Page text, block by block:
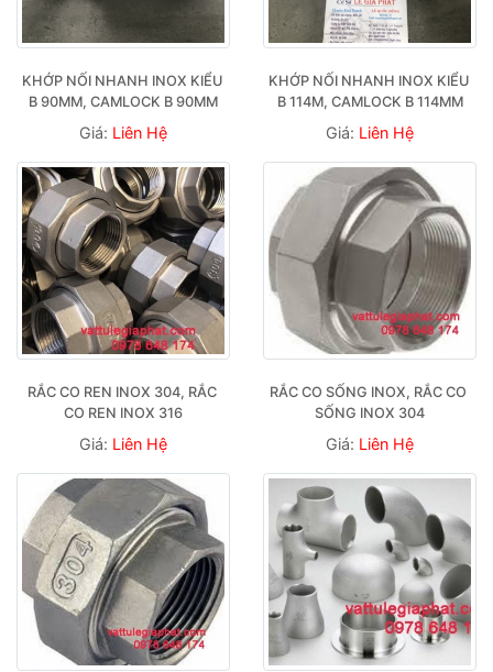
KHỚP NỐI NHANH INOX KIỂU
B 90MM, CAMLOCK B 90MM
Giá: Liên Hệ
KHỚP NỐI NHANH INOX KIỂU
B 114M, CAMLOCK B 114MM
Giá: Liên Hệ
RẮC CO REN INOX 304, RẮC
CO REN INOX 316
Giá: Liên Hệ
RẮC CO SỐNG INOX, RẮC CO
SỐNG INOX 304
Giá: Liên Hệ